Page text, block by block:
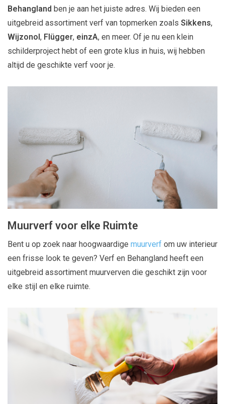
Behangland ben je aan het juiste adres. Wij bieden een
uitgebreid assortiment verf van topmerken zoals Sikkens,
Wijzonol, Flügger, einzA, en meer. Of je nu een klein
schilderproject hebt of een grote klus in huis, wij hebben
altijd de geschikte verf voor je.
Muurverf voor elke Ruimte
Bent u op zoek naar hoogwaardige muurverf om uw interieur
een frisse look te geven? Verf en Behangland heeft een
uitgebreid assortiment muurverven die geschikt zijn voor
elke stijl en elke ruimte.